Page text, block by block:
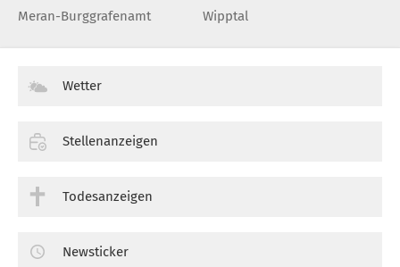
Meran-Burggrafenamt
Wipptal
Wetter
Stellenanzeigen
Todesanzeigen
Newsticker